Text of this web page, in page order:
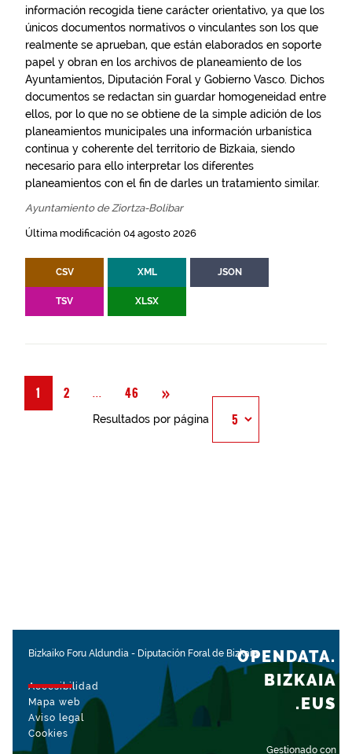
información recogida tiene carácter orientativo, ya que los
únicos documentos normativos o vinculantes son los que
realmente se aprueban, que están elaborados en soporte
papel y obran en los archivos de planeamiento de los
Ayuntamientos, Diputación Foral y Gobierno Vasco. Dichos
documentos se redactan sin guardar homogeneidad entre
ellos, por lo que no se obtiene de la simple adición de los
planeamientos municipales una información urbanística
continua y coherente del territorio de Bizkaia, siendo
necesario para ello interpretar los diferentes
planeamientos con el fin de darles un tratamiento similar.
Ayuntamiento de Ziortza-Bolibar
Última modificación 04 agosto 2026
CSV XML JSON
TSV XLSX
1 2 Página
... 46 » Siguiente
Resultados por página
Bizkaiko Foru Aldundia - Diputación Foral de Bizkaia
Accesibilidad
Mapa web
Aviso legal
Cookies
Gestionado con
OPENDATA.
BIZKAIA
.EUS